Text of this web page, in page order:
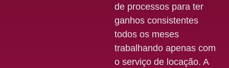
de processos para ter
ganhos consistentes
todos os meses
trabalhando apenas com
o serviço de locação. A